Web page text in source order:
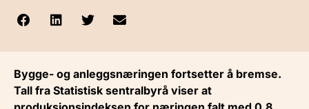
Bygge- og anleggsnæringen fortsetter å bremse.
Tall fra Statistisk sentralbyrå viser at